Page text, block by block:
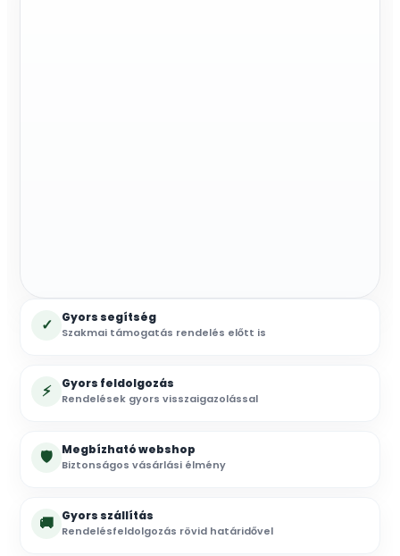
✓ Gyors segítség
Szakmai támogatás rendelés előtt is
⚡ Gyors feldolgozás
Rendelések gyors visszaigazolással
🛡 Megbízható webshop
Biztonságos vásárlási élmény
🚚 Gyors szállítás
Rendelésfeldolgozás rövid határidővel